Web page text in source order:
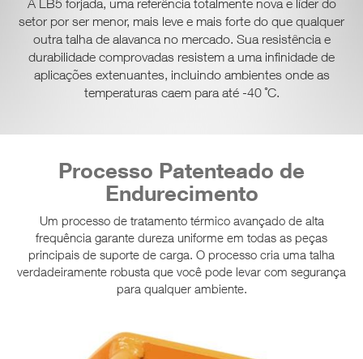
A LB5 forjada, uma referência totalmente nova e líder do
setor por ser menor, mais leve e mais forte do que qualquer
outra talha de alavanca no mercado. Sua resistência e
durabilidade comprovadas resistem a uma infinidade de
aplicações extenuantes, incluindo ambientes onde as
temperaturas caem para até -40 ˚C.
Processo Patenteado de
Endurecimento
Um processo de tratamento térmico avançado de alta
frequência garante dureza uniforme em todas as peças
principais de suporte de carga. O processo cria uma talha
verdadeiramente robusta que você pode levar com segurança
para qualquer ambiente.